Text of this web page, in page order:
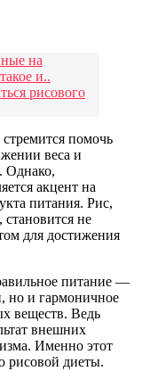
на
и..
рисового
помочь
веса и
Однако,
акцент на
питания. Рис,
не
для достижения
питание —
но и гармоничное
веществ. Ведь
внешних
Именно этот
рисовой диеты.